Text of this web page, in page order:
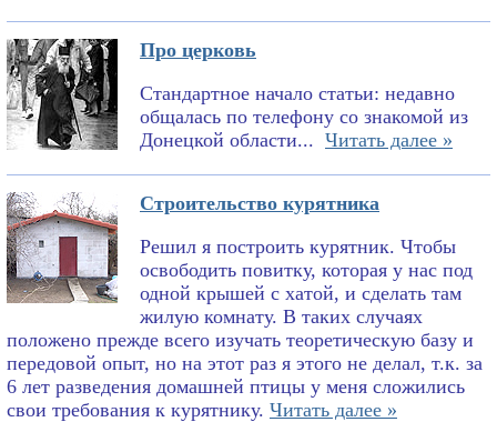
Про церковь
Стандартное начало статьи: недавно
общалась по телефону со знакомой из
Донецкой области... Читать далее »
Строительство курятника
Решил я построить курятник. Чтобы
освободить повитку, которая у нас под
одной крышей с хатой, и сделать там
жилую комнату. В таких случаях
положено прежде всего изучать теоретическую базу и
передовой опыт, но на этот раз я этого не делал, т.к. за
6 лет разведения домашней птицы у меня сложились
свои требования к курятнику. Читать далее »